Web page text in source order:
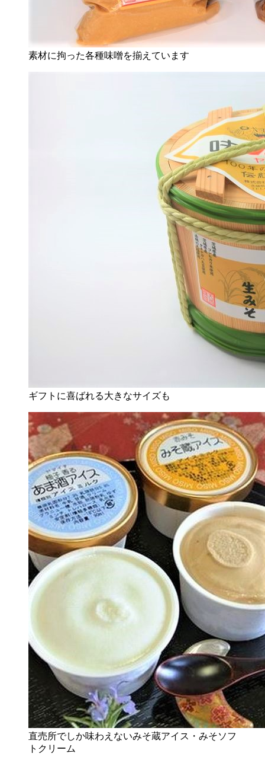
素材に拘った各種味噌を揃えています
ギフトに喜ばれる大きなサイズも
直売所でしか味わえないみそ蔵アイス・みそソフ
トクリーム